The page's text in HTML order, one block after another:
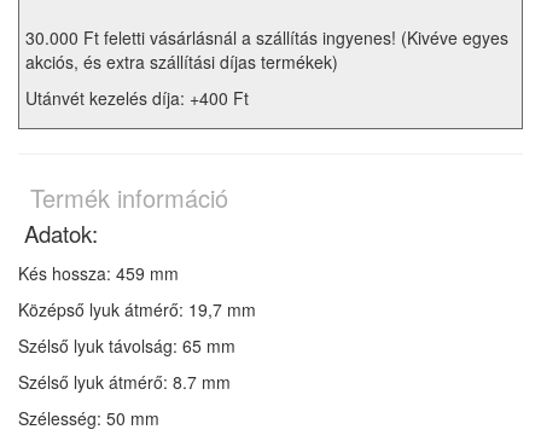
30.000 Ft feletti vásárlásnál a szállítás ingyenes! (Kivéve egyes
akciós, és extra szállítási díjas termékek)
Utánvét kezelés díja: +400 Ft
Termék információ
Adatok:
Kés hossza: 459 mm
Középső lyuk átmérő: 19,7 mm
Szélső lyuk távolság: 65 mm
Szélső lyuk átmérő: 8.7 mm
Szélesség: 50 mm